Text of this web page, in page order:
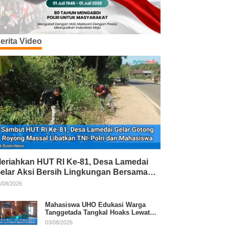
Video
HUT RI Ke-81, Desa Lamedai
Aksi Bersih Lingkungan Bersama
Polri
08/2026
Mahasiswa UHO Edukasi Warga
Tanggetada Tangkal Hoaks Lewat
Program Literasi
03/08/2026